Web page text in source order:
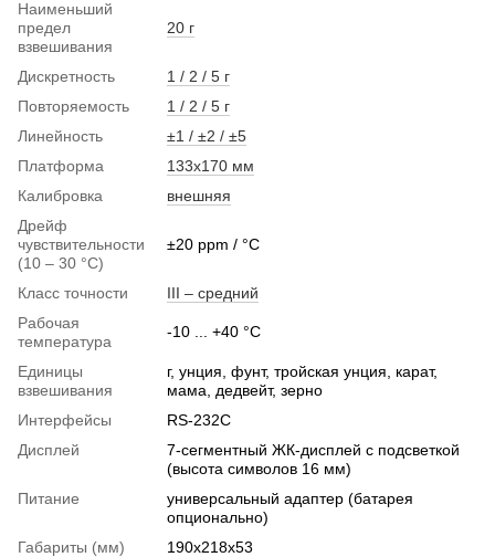
Наименьший
предел
взвешивания
20 г
Дискретность
1 / 2 / 5 г
Повторяемость
1 / 2 / 5 г
Линейность
±1 / ±2 / ±5
Платформа
133х170 мм
Калибровка
внешняя
Дрейф
чувствительности
(10 – 30 °C)
±20 ppm / °C
Класс точности
III – средний
Рабочая
температура
-10 ... +40 °C
Единицы
взвешивания
г, унция, фунт, тройская унция, карат,
мама, дедвейт, зерно
Интерфейсы
RS-232C
Дисплей
7-сегментный ЖК-дисплей с подсветкой
(высота символов 16 мм)
Питание
универсальный адаптер (батарея
опционально)
Габариты (мм)
190x218x53